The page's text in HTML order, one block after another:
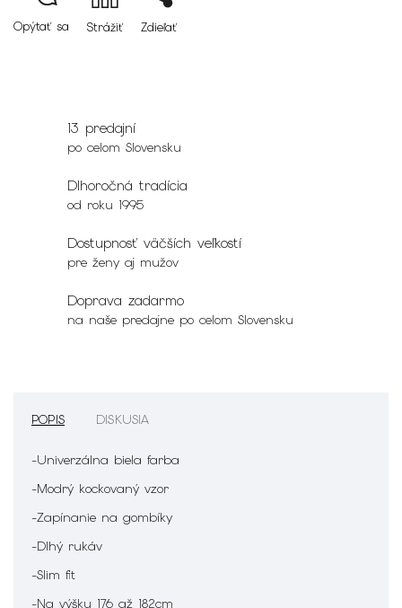
Opýtať sa Strážiť Zdieľať
13 predajní
po celom Slovensku
Dlhoročná tradícia
od roku 1995
Dostupnosť väčších veľkostí
pre ženy aj mužov
Doprava zadarmo
na naše predajne po celom Slovensku
POPIS DISKUSIA
-Univerzálna biela farba
-Modrý kockovaný vzor
-Zapínanie na gombíky
-Dlhý rukáv
-Slim fit
-Na výšku 176 až 182cm